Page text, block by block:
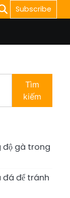
Subscribe
Tìm
kiếm
độ gà trong
đá để tránh